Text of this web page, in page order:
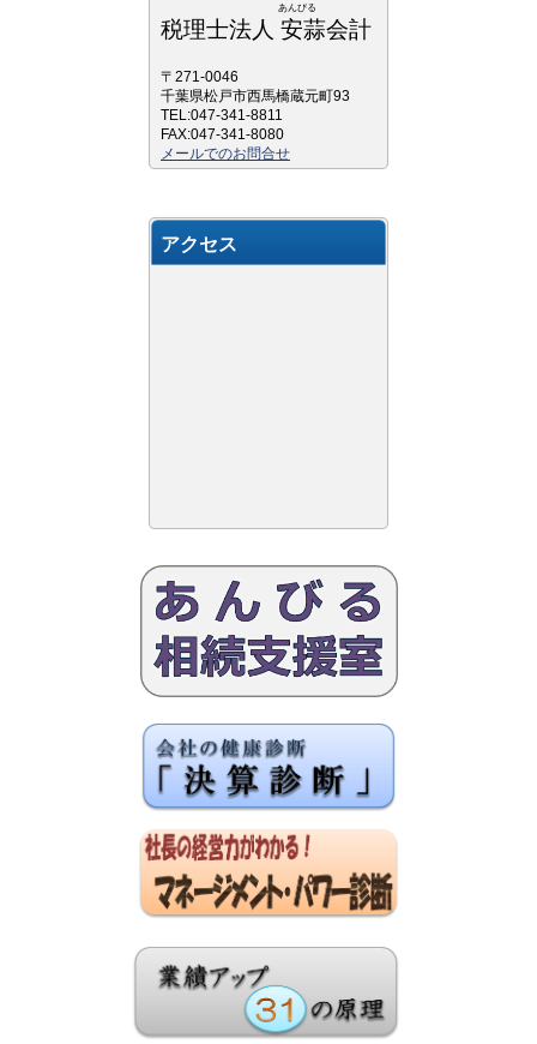
あんびる
税理士法人 安蒜会計
〒271-0046
千葉県松戸市西馬橋蔵元町93
TEL:047-341-8811
FAX:047-341-8080
メールでのお問合せ
アクセス